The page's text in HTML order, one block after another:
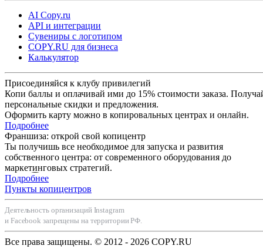
AI Copy.ru
API и интеграции
Сувениры с логотипом
COPY.RU для бизнеса
Калькулятор
Присоединяйся к клубу привилегий
Копи баллы и оплачивай ими до 15% стоимости заказа.
персональные скидки и предложения.
Оформить карту можно в копировальных центрах и онлайн.
Подробнее
Франшиза: открой свой копицентр
Ты получишь все необходимое для запуска и развития
собственного центра: от современного оборудования до
маркетинговых стратегий.
Подробнее
Пункты копицентров
Деятельность организаций Instagram
и Facebook запрещены на территории РФ.
Все права защищены. © 2012 - 2026 COPY.RU